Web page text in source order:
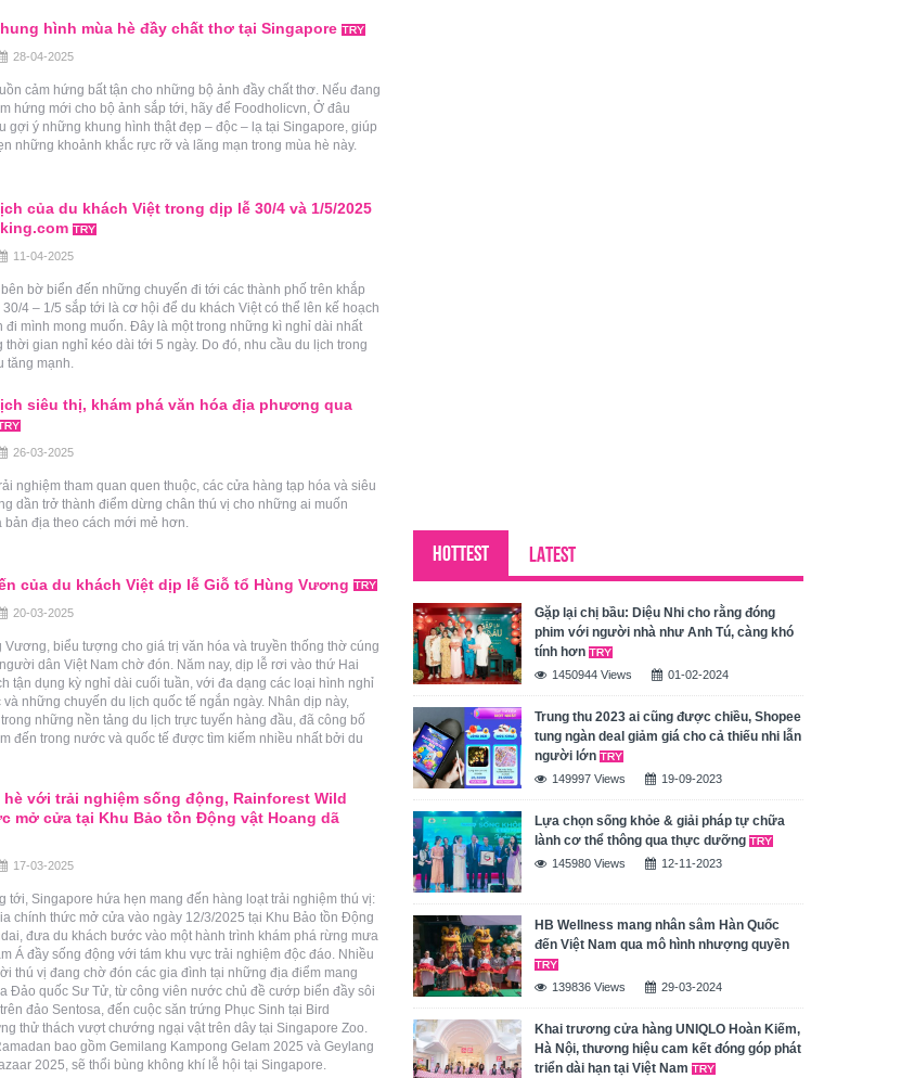
hình mùa hè đầy chất thơ tại Singapore
28-04-2025
cảm hứng bất tận cho những bộ ảnh đầy chất thơ. Nếu đang
hứng mới cho bộ ảnh sắp tới, hãy để Foodholicvn, Ở đâu
gợi ý những khung hình thật đẹp – độc – lạ tại Singapore, giúp
những khoảnh khắc rực rỡ và lãng mạn trong mùa hè này.
của du khách Việt trong dịp lễ 30/4 và 1/5/2025
11-04-2025
bờ biển đến những chuyến đi tới các thành phố trên khắp
4 – 1/5 sắp tới là cơ hội để du khách Việt có thể lên kế hoạch
đi mình mong muốn. Đây là một trong những kì nghỉ dài nhất
thời gian nghỉ kéo dài tới 5 ngày. Do đó, nhu cầu du lịch trong
tăng mạnh.
siêu thị, khám phá văn hóa địa phương qua
26-03-2025
nghiệm tham quan quen thuộc, các cửa hàng tạp hóa và siêu
dần trở thành điểm dừng chân thú vị cho những ai muốn
bản địa theo cách mới mẻ hơn.
của du khách Việt dịp lễ Giỗ tổ Hùng Vương
20-03-2025
Vương, biểu tượng cho giá trị văn hóa và truyền thống thờ cúng
dân Việt Nam chờ đón. Năm nay, dịp lễ rơi vào thứ Hai
tận dụng kỳ nghỉ dài cuối tuần, với đa dạng các loại hình nghỉ
những chuyến du lịch quốc tế ngắn ngày. Nhân dịp này,
những nền tảng du lịch trực tuyến hàng đầu, đã công bố
đến trong nước và quốc tế được tìm kiếm nhiều nhất bởi du
hè với trải nghiệm sống động, Rainforest Wild
mở cửa tại Khu Bảo tồn Động vật Hoang dã
17-03-2025
tới, Singapore hứa hẹn mang đến hàng loạt trải nghiệm thú vị:
chính thức mở cửa vào ngày 12/3/2025 tại Khu Bảo tồn Động
đưa du khách bước vào một hành trình khám phá rừng mưa
Á đầy sống động với tám khu vực trải nghiệm độc đáo. Nhiều
thú vị đang chờ đón các gia đình tại những địa điểm mang
Đảo quốc Sư Tử, từ công viên nước chủ đề cướp biển đầy sôi
đảo Sentosa, đến cuộc săn trứng Phục Sinh tại Bird
thử thách vượt chướng ngại vật trên dây tại Singapore Zoo.
bao gồm Gemilang Kampong Gelam 2025 và Geylang
2025, sẽ thổi bùng không khí lễ hội tại Singapore.
HOTTEST LATEST
Gặp lại chị bầu: Diệu Nhi cho rằng đóng
phim với người nhà như Anh Tú, càng khó
tính hơn
1450944 Views 01-02-2024
Trung thu 2023 ai cũng được chiều, Shopee
tung ngàn deal giảm giá cho cả thiếu nhi lẫn
người lớn
149997 Views 19-09-2023
Lựa chọn sống khỏe & giải pháp tự chữa
lành cơ thể thông qua thực dưỡng
145980 Views 12-11-2023
HB Wellness mang nhân sâm Hàn Quốc
đến Việt Nam qua mô hình nhượng quyền
139836 Views 29-03-2024
Khai trương cửa hàng UNIQLO Hoàn Kiếm,
Hà Nội, thương hiệu cam kết đóng góp phát
triển dài hạn tại Việt Nam